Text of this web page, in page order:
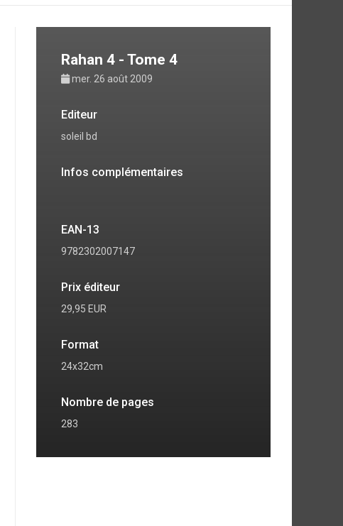
Rahan 4 - Tome 4
mer. 26 août 2009
Editeur
soleil bd
Infos complémentaires
EAN-13
9782302007147
Prix éditeur
29,95 EUR
Format
24x32cm
Nombre de pages
283